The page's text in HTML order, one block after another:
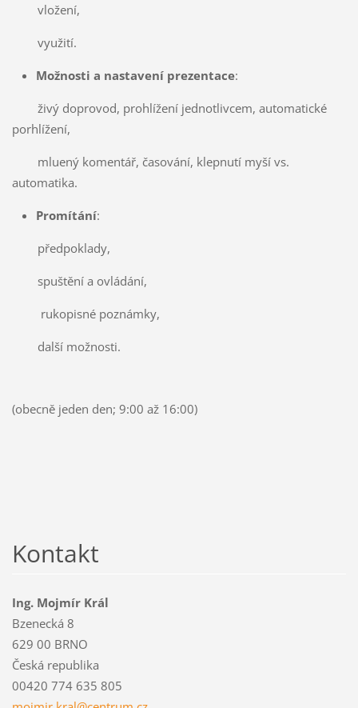
vložení,
využití.
Možnosti a nastavení prezentace:
živý doprovod, prohlížení jednotlivcem, automatické
porhlížení,
mluený komentář, časování, klepnutí myší vs.
automatika.
Promítání:
předpoklady,
spuštění a ovládání,
rukopisné poznámky,
další možnosti.
(obecně jeden den; 9:00 až 16:00)
Kontakt
Ing. Mojmír Král
Bzenecká 8
629 00 BRNO
Česká republika
00420 774 635 805